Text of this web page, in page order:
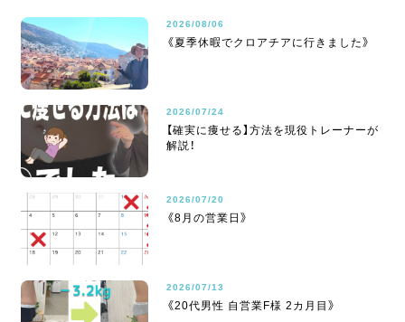
2026/08/06
《夏季休暇でクロアチアに行きました》
2026/07/24
【確実に痩せる】方法を現役トレーナーが
解説！
2026/07/20
《8月の営業日》
2026/07/13
《20代男性 自営業F様 2カ月目》